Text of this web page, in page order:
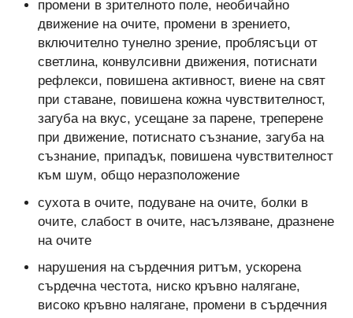
промени в зрителното поле, необичайно
движение на очите, промени в зрението,
включително тунелно зрение, проблясъци от
светлина, конвулсивни движения, потиснати
рефлекси, повишена активност, виене на свят
при ставане, повишена кожна чувствителност,
загуба на вкус, усещане за парене, треперене
при движение, потиснато съзнание, загуба на
съзнание, припадък, повишена чувствителност
към шум, общо неразположение
сухота в очите, подуване на очите, болки в
очите, слабост в очите, насълзяване, дразнене
на очите
нарушения на сърдечния ритъм, ускорена
сърдечна честота, ниско кръвно налягане,
високо кръвно налягане, промени в сърдечния